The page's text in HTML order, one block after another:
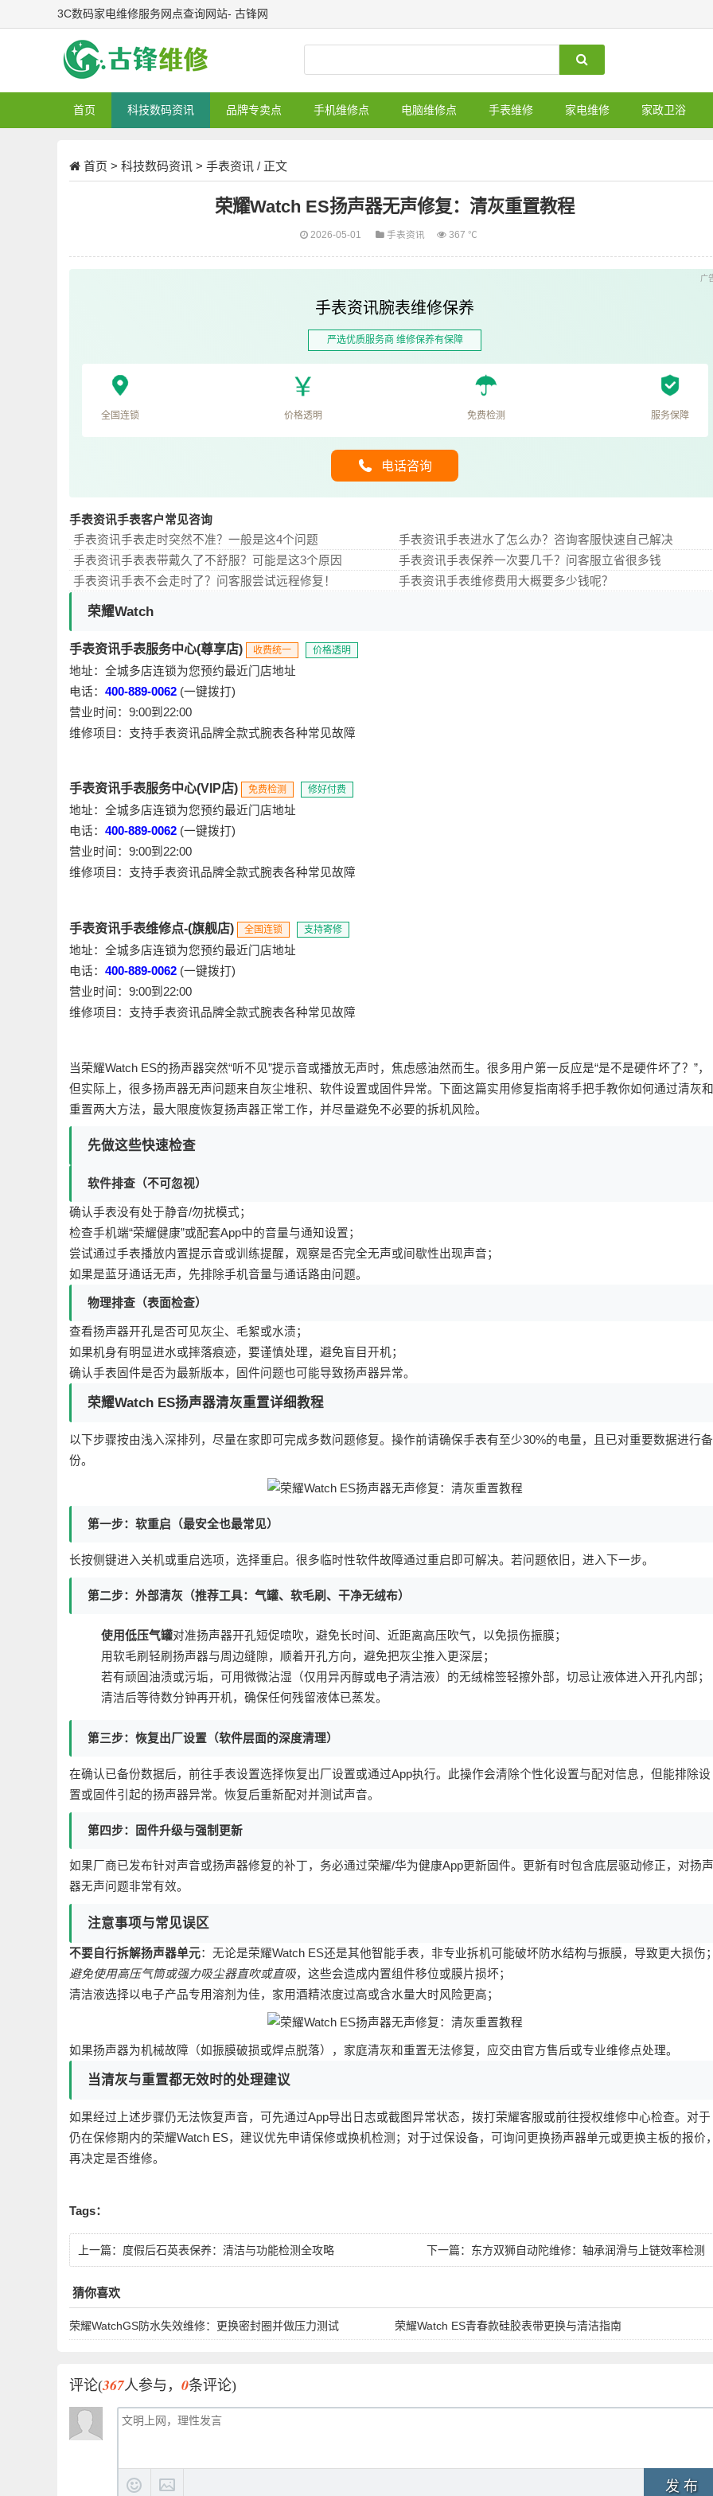
3C数码家电维修服务网点查询网站- 古锋网
首页 科技数码资讯 品牌专卖点 手机维修点 电脑维修点 手表维修 家电维修 家政卫浴
首页 > 科技数码资讯 > 手表资讯 / 正文
荣耀Watch ES扬声器无声修复：清灰重置教程
2026-05-01 手表资讯 367 ℃
手表资讯腕表维修保养
严选优质服务商 维修保养有保障
全国连锁 价格透明 免费检测 服务保障
电话咨询
手表资讯手表客户常见咨询
手表资讯手表走时突然不准？一般是这4个问题
手表资讯手表进水了怎么办？咨询客服快速自己解决
手表资讯手表表带戴久了不舒服？可能是这3个原因
手表资讯手表保养一次要几千？问客服立省很多钱
手表资讯手表不会走时了？问客服尝试远程修复！
手表资讯手表维修费用大概要多少钱呢？
荣耀Watch
手表资讯手表服务中心(尊享店) 收费统一 价格透明
地址：全城多店连锁为您预约最近门店地址
电话： 400-889-0062 (一键拨打)
营业时间：9:00到22:00
维修项目：支持手表资讯品牌全款式腕表各种常见故障
手表资讯手表服务中心(VIP店) 免费检测 修好付费
地址：全城多店连锁为您预约最近门店地址
电话： 400-889-0062 (一键拨打)
营业时间：9:00到22:00
维修项目：支持手表资讯品牌全款式腕表各种常见故障
手表资讯手表维修点-(旗舰店) 全国连锁 支持寄修
地址：全城多店连锁为您预约最近门店地址
电话： 400-889-0062 (一键拨打)
营业时间：9:00到22:00
维修项目：支持手表资讯品牌全款式腕表各种常见故障
当荣耀Watch ES的扬声器突然“听不见”提示音或播放无声时，焦虑感油然而生。很多用户第一反应是“是不是硬件坏了？”，
但实际上，很多扬声器无声问题来自灰尘堆积、软件设置或固件异常。下面这篇实用修复指南将手把手教你如何通过清灰和
重置两大方法，最大限度恢复扬声器正常工作，并尽量避免不必要的拆机风险。
先做这些快速检查
软件排查（不可忽视）
确认手表没有处于静音/勿扰模式；
检查手机端“荣耀健康”或配套App中的音量与通知设置；
尝试通过手表播放内置提示音或训练提醒，观察是否完全无声或间歇性出现声音；
如果是蓝牙通话无声，先排除手机音量与通话路由问题。
物理排查（表面检查）
查看扬声器开孔是否可见灰尘、毛絮或水渍；
如果机身有明显进水或摔落痕迹，要谨慎处理，避免盲目开机；
确认手表固件是否为最新版本，固件问题也可能导致扬声器异常。
荣耀Watch ES扬声器清灰重置详细教程
以下步骤按由浅入深排列，尽量在家即可完成多数问题修复。操作前请确保手表有至少30%的电量，且已对重要数据进行备
份。
第一步：软重启（最安全也最常见）
长按侧键进入关机或重启选项，选择重启。很多临时性软件故障通过重启即可解决。若问题依旧，进入下一步。
第二步：外部清灰（推荐工具：气罐、软毛刷、干净无绒布）
使用低压气罐对准扬声器开孔短促喷吹，避免长时间、近距离高压吹气，以免损伤振膜；
用软毛刷轻刷扬声器与周边缝隙，顺着开孔方向，避免把灰尘推入更深层；
若有顽固油渍或污垢，可用微微沾湿（仅用异丙醇或电子清洁液）的无绒棉签轻擦外部，切忌让液体进入开孔内部；
清洁后等待数分钟再开机，确保任何残留液体已蒸发。
第三步：恢复出厂设置（软件层面的深度清理）
在确认已备份数据后，前往手表设置选择恢复出厂设置或通过App执行。此操作会清除个性化设置与配对信息，但能排除设
置或固件引起的扬声器异常。恢复后重新配对并测试声音。
第四步：固件升级与强制更新
如果厂商已发布针对声音或扬声器修复的补丁，务必通过荣耀/华为健康App更新固件。更新有时包含底层驱动修正，对扬声
器无声问题非常有效。
注意事项与常见误区
不要自行拆解扬声器单元：无论是荣耀Watch ES还是其他智能手表，非专业拆机可能破坏防水结构与振膜，导致更大损伤
避免使用高压气筒或强力吸尘器直吹或直吸，这些会造成内置组件移位或膜片损坏；
清洁液选择以电子产品专用溶剂为佳，家用酒精浓度过高或含水量大时风险更高；
如果扬声器为机械故障（如振膜破损或焊点脱落），家庭清灰和重置无法修复，应交由官方售后或专业维修点处理。
当清灰与重置都无效时的处理建议
如果经过上述步骤仍无法恢复声音，可先通过App导出日志或截图异常状态，拨打荣耀客服或前往授权维修中心检查。对于
仍在保修期内的荣耀Watch ES，建议优先申请保修或换机检测；对于过保设备，可询问更换扬声器单元或更换主板的报价
再决定是否维修。
Tags：
上一篇： 度假后石英表保养：清洁与功能检测全攻略 下一篇： 东方双狮自动陀维修：轴承润滑与上链效率检测
猜你喜欢
荣耀WatchGS防水失效维修：更换密封圈并做压力测试 荣耀Watch ES青春款硅胶表带更换与清洁指南
评论(367人参与， 0条评论)
发 布